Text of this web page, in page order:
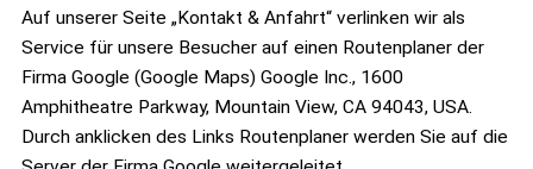
Auf unserer Seite „Kontakt & Anfahrt“ verlinken wir als
Service für unsere Besucher auf einen Routenplaner der
Firma Google (Google Maps) Google Inc., 1600
Amphitheatre Parkway, Mountain View, CA 94043, USA.
Durch anklicken des Links Routenplaner werden Sie auf die